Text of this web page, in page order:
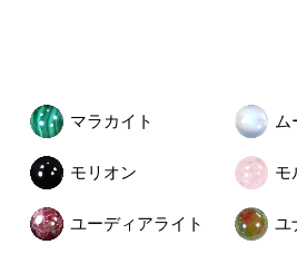
マラカイト ム
モリオン モ
ユーディアライト ユ